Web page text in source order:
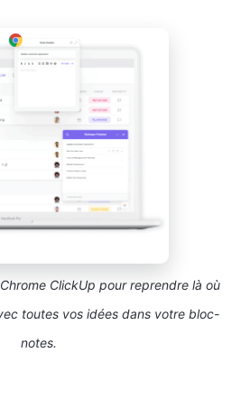
ClickUp pour reprendre là où
toutes vos idées dans votre bloc-
notes.